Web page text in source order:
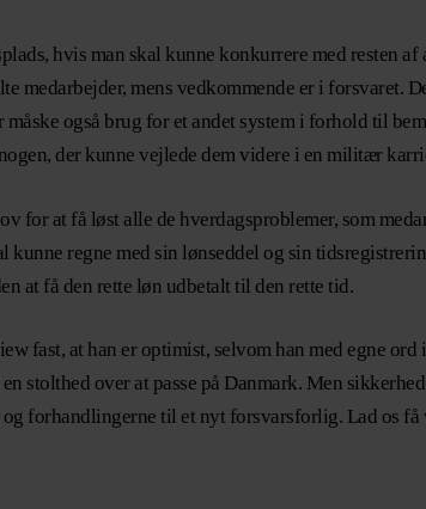
hvis man skal kunne konkurrere med resten
medarbejder, mens vedkommende er i forsvaret.
også brug for et andet system i forhold til
der kunne vejlede dem videre i en militær
for at få løst alle de hverdagsproblemer, som
regne med sin lønseddel og sin
at få den rette løn udbetalt til den rette tid.
fast, at han er optimist, selvom han med egne
stolthed over at passe på Danmark. Men
forhandlingerne til et nyt forsvarsforlig. Lad os